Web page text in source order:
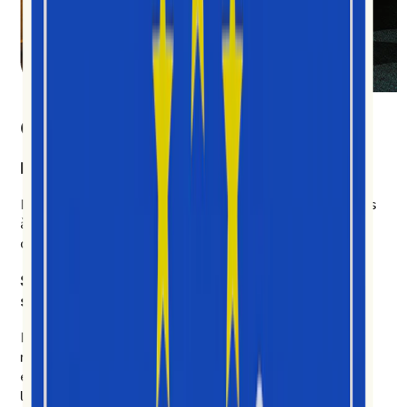
Ce qui nous différencie
Priorité à la vidéo sur les réseaux sociaux
D’autres plateformes couvrent tout, mais font les choses
à moitié dans la plupart des domaines. Nous avons choisi
d’aller en profondeur.
Six ans de données issues des réseaux
sociaux. Une IA développée sur cette base.
Nous ne courons pas après chaque modèle lancé le
mardi. Nous utilisons l’IA qui fait ses preuves — pour
expliquer pourquoi un phénomène se produit, qui en est
le moteur et ce qui devrait suivre.